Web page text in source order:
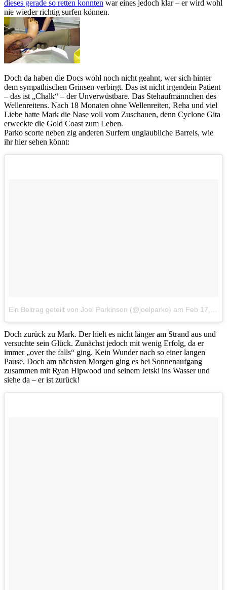
dieses gerade so retten konnten war eines jedoch klar – er wird wohl
nie wieder richtig surfen können.
Doch da haben die Docs wohl noch nicht geahnt, wer sich hinter
dem sympathischen Grinsen verbirgt. Das ist nicht irgendein Patient
– das ist „Chalk“ – der Unverwüstbare. Das Stehaufmännchen des
Wellenreitens. Nach 18 Monaten ohne Wellenreiten, Reha und viel
Liebe hatte Mark die Nase voll vom Zuschauen, denn Cyclone Gita
erweckte die Gold Coast zum Leben.
Parko scorte neben zig anderen Surfern unglaubliche Barrels, wie
ihr hier sehen könnt:
Ein Beitrag geteilt von Joel Parkinson (@joelparko) am Feb 17, 2018 um 11:22 PST
Doch zurück zu Mark. Der hielt es nicht länger am Strand aus und
versuchte sein Glück. Zunächst jedoch mit wenig Erfolg, da er
immer „over the falls“ ging. Kein Wunder nach so einer langen
Pause. Doch am nächsten Morgen ging es bei Sonnenaufgang
zusammen mit Ryan Hipwood und seinem Jetski ins Wasser und
siehe da – er ist zurück!